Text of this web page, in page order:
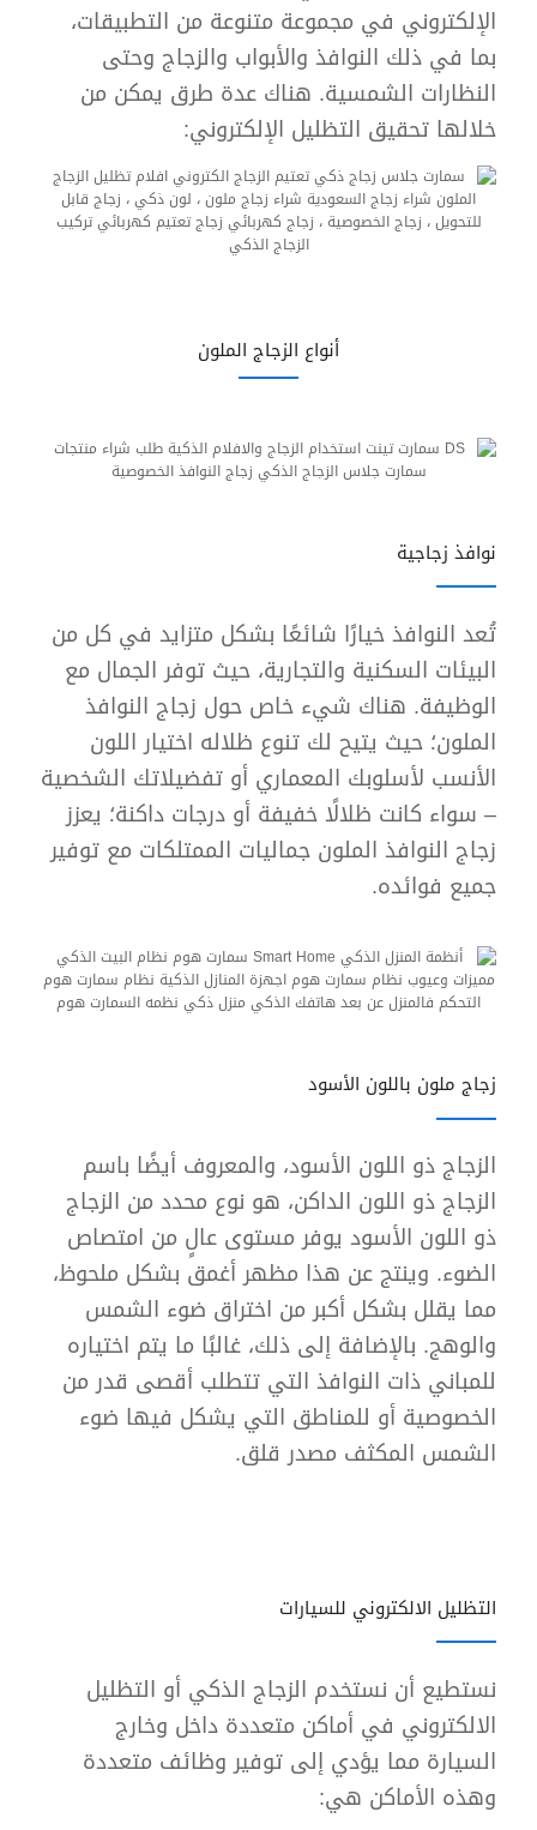
الإلكتروني في مجموعة متنوعة من التطبيقات،
بما في ذلك النوافذ والأبواب والزجاج وحتى
النظارات الشمسية. هناك عدة طرق يمكن من
خلالها تحقيق التظليل الإلكتروني:
أنواع الزجاج الملون
نوافذ زجاجية
تُعد النوافذ خيارًا شائعًا بشكل متزايد في كل من
البيئات السكنية والتجارية، حيث توفر الجمال مع
الوظيفة. هناك شيء خاص حول زجاج النوافذ
الملون؛ حيث يتيح لك تنوع ظلاله اختيار اللون
الأنسب لأسلوبك المعماري أو تفضيلاتك الشخصية
– سواء كانت ظلالًا خفيفة أو درجات داكنة؛ يعزز
زجاج النوافذ الملون جماليات الممتلكات مع توفير
جميع فوائده.
زجاج ملون باللون الأسود
الزجاج ذو اللون الأسود، والمعروف أيضًا باسم
الزجاج ذو اللون الداكن، هو نوع محدد من الزجاج
ذو اللون الأسود يوفر مستوى عالٍ من امتصاص
الضوء. وينتج عن هذا مظهر أغمق بشكل ملحوظ،
مما يقلل بشكل أكبر من اختراق ضوء الشمس
والوهج. بالإضافة إلى ذلك، غالبًا ما يتم اختياره
للمباني ذات النوافذ التي تتطلب أقصى قدر من
الخصوصية أو للمناطق التي يشكل فيها ضوء
الشمس المكثف مصدر قلق.
التظليل الالكتروني للسيارات
نستطيع أن نستخدم الزجاج الذكي أو التظليل
الالكتروني في أماكن متعددة داخل وخارج
السيارة مما يؤدي إلى توفير وظائف متعددة
وهذه الأماكن هي: